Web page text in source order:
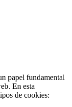
papel fundamental
En esta
de cookies: